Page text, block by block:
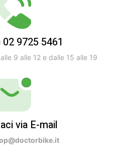
9725 5461
9 alle 12 e dalle 15 alle 19
via E-mail